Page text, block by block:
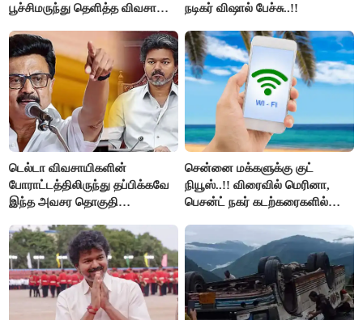
பூச்சிமருந்து தெளித்த விவசாயி;
மகள்கள் உயிரிழப்பு..!!
நடிகர் விஷால் பேச்சு..!!
டெல்டா விவசாயிகளின்
போராட்டத்திலிருந்து தப்பிக்கவே
இந்த அவசர தொகுதி
அரங்கேற்றுகிறார் முதலமைச்சர் -
திமுக ஐடி விங்..!!
சென்னை மக்களுக்கு குட்
நியூஸ்..!! விரைவில் மெரினா,
பெசன்ட் நகர் கடற்கரைகளில்